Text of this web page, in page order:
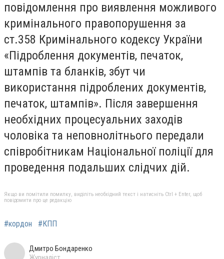
повідомлення про виявлення можливого
кримінального правопорушення за
ст.358 Кримінального кодексу України
«Підроблення документів, печаток,
штампів та бланків, збут чи
використання підроблених документів,
печаток, штампів». Після завершення
необхідних процесуальних заходів
чоловіка та неповнолітнього передали
співробітникам Національної поліції для
проведення подальших слідчих дій.
Якщо ви помітили помилку, виділіть необхідний текст і натисніть Ctrl + Enter, щоб
повідомити про це редакцію
#кордон #КПП
Дмитро Бондаренко